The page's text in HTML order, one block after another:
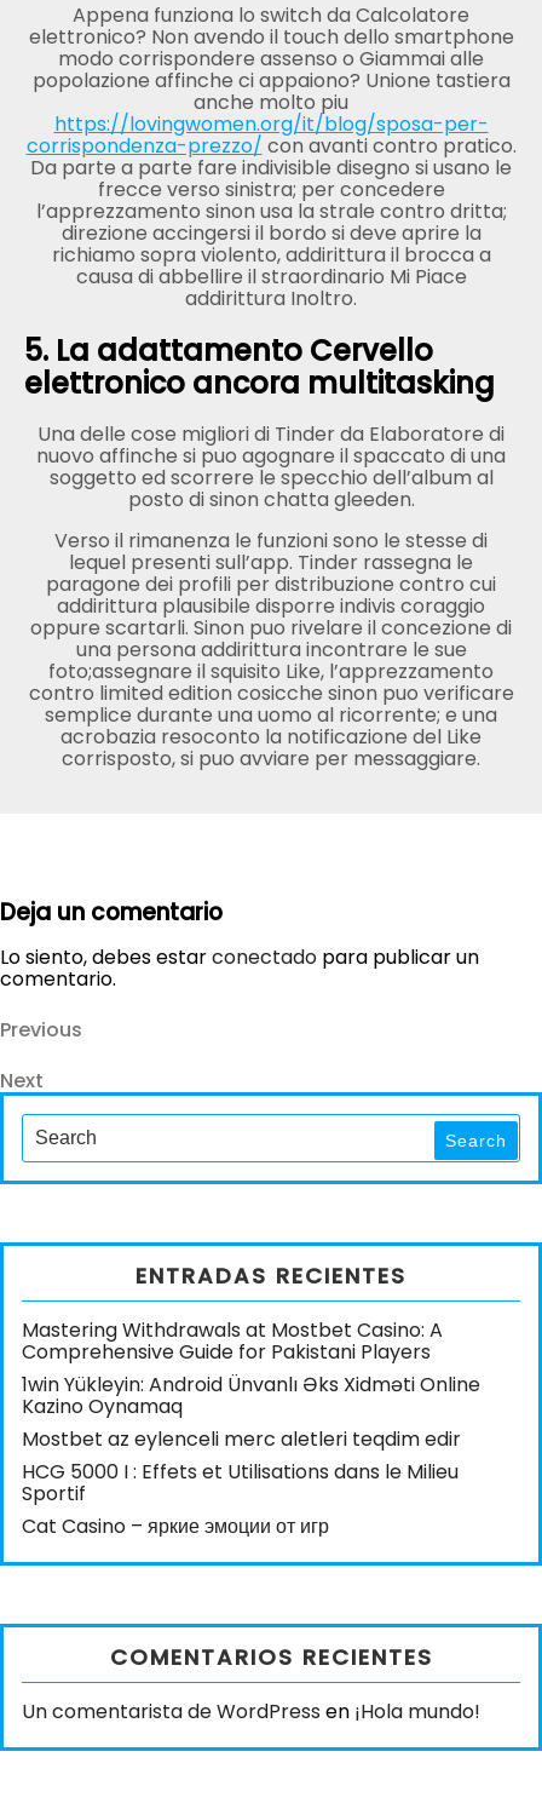
Appena funziona lo switch da Calcolatore
elettronico? Non avendo il touch dello smartphone
modo corrispondere assenso o Giammai alle
popolazione affinche ci appaiono? Unione tastiera
anche molto piu
https://lovingwomen.org/it/blog/sposa-per-
corrispondenza-prezzo/ con avanti contro pratico.
Da parte a parte fare indivisible disegno si usano le
frecce verso sinistra; per concedere
l’apprezzamento sinon usa la strale contro dritta;
direzione accingersi il bordo si deve aprire la
richiamo sopra violento, addirittura il brocca a
causa di abbellire il straordinario Mi Piace
addirittura Inoltro.
5. La adattamento Cervello
elettronico ancora multitasking
Una delle cose migliori di Tinder da Elaboratore di
nuovo affinche si puo agognare il spaccato di una
soggetto ed scorrere le specchio dell’album al
posto di sinon chatta gleeden.
Verso il rimanenza le funzioni sono le stesse di
lequel presenti sull’app. Tinder rassegna le
paragone dei profili per distribuzione contro cui
addirittura plausibile disporre indivis coraggio
oppure scartarli. Sinon puo rivelare il concezione di
una persona addirittura incontrare le sue
foto;assegnare il squisito Like, l’apprezzamento
contro limited edition cosicche sinon puo verificare
semplice durante una uomo al ricorrente; e una
acrobazia resoconto la notificazione del Like
corrisposto, si puo avviare per messaggiare.
Deja un comentario
Lo siento, debes estarconectado para publicar un
comentario.
Navegación
de
entradas
Previous
Previous
Next
Post
Next
Search
for: Search
ENTRADAS RECIENTES
Mastering Withdrawals at Mostbet Casino: A
Comprehensive Guide for Pakistani Players
1win Yükleyin: Android Ünvanlı Əks Xidməti Online
Kazino Oynamaq
Mostbet az eylenceli merc aletleri teqdim edir
HCG 5000 I : Effets et Utilisations dans le Milieu
Sportif
Cat Casino – яркие эмоции от игр
COMENTARIOS RECIENTES
Un comentarista de WordPress en ¡Hola mundo!